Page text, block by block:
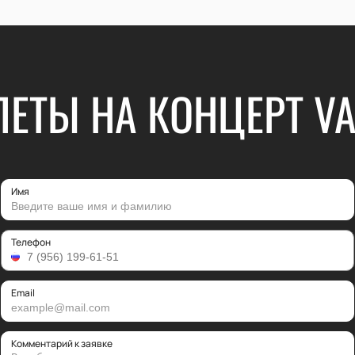
НА КОНЦЕРТ
Имя
Телефон
Email
Комментарий к заявке